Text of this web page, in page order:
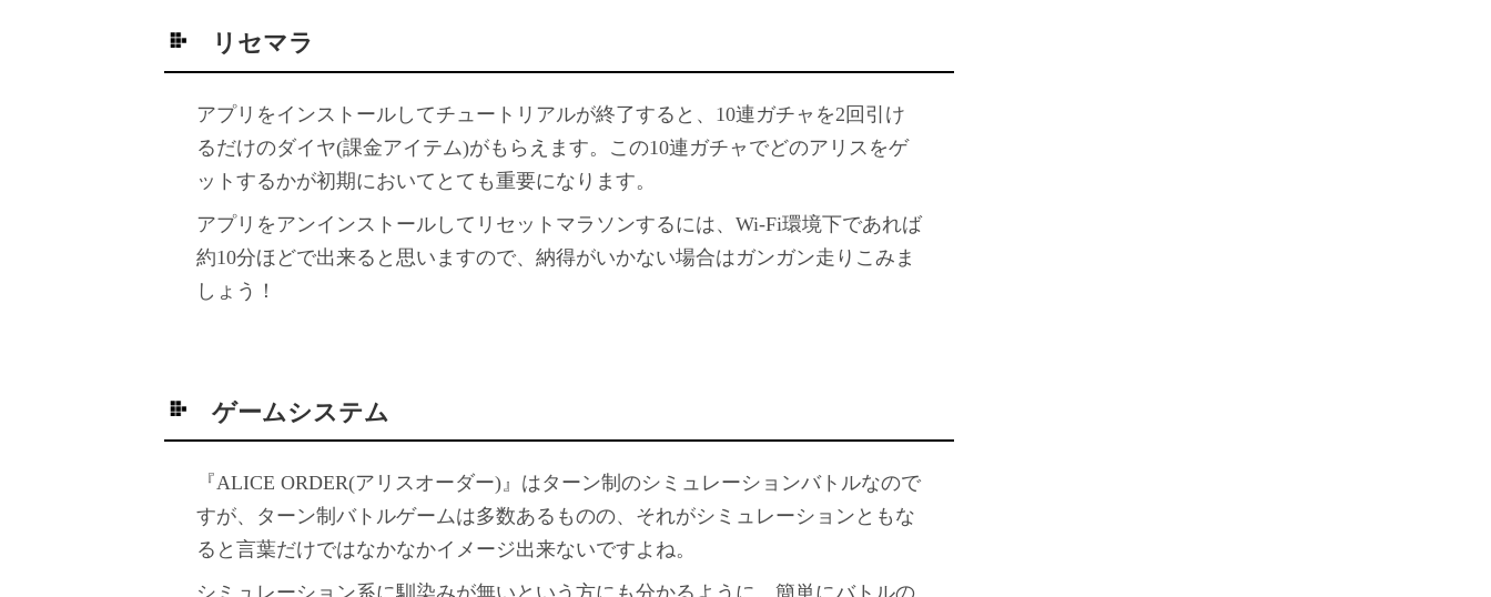
リセマラ
アプリをインストールしてチュートリアルが終了すると、10連ガチャを2回引け
るだけのダイヤ(課金アイテム)がもらえます。この10連ガチャでどのアリスをゲ
ットするかが初期においてとても重要になります。
アプリをアンインストールしてリセットマラソンするには、Wi-Fi環境下であれば
約10分ほどで出来ると思いますので、納得がいかない場合はガンガン走りこみま
しょう！
ゲームシステム
『ALICE ORDER(アリスオーダー)』はターン制のシミュレーションバトルなので
すが、ターン制バトルゲームは多数あるものの、それがシミュレーションともな
ると言葉だけではなかなかイメージ出来ないですよね。